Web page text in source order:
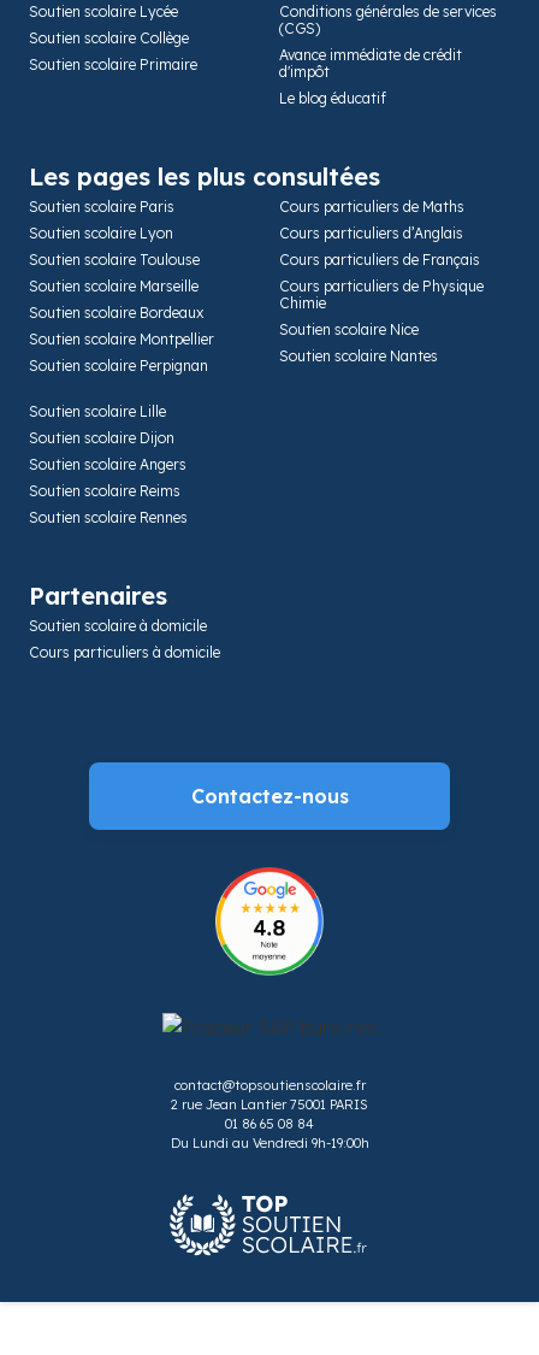
Soutien scolaire Lycée
Soutien scolaire Collège
Soutien scolaire Primaire
Conditions générales de services
(CGS)
Avance immédiate de crédit
d'impôt
Le blog éducatif
Les pages les plus consultées
Soutien scolaire Paris
Soutien scolaire Lyon
Soutien scolaire Toulouse
Soutien scolaire Marseille
Soutien scolaire Bordeaux
Soutien scolaire Montpellier
Soutien scolaire Perpignan
Cours particuliers de Maths
Cours particuliers d’Anglais
Cours particuliers de Français
Cours particuliers de Physique
Chimie
Soutien scolaire Nice
Soutien scolaire Nantes
Soutien scolaire Lille
Soutien scolaire Dijon
Soutien scolaire Angers
Soutien scolaire Reims
Soutien scolaire Rennes
Partenaires
Soutien scolaire à domicile
Cours particuliers à domicile
contact@topsoutienscolaire.fr
2 rue Jean Lantier 75001 PARIS
01 86 65 08 84
Du Lundi au Vendredi 9h-19:00h
Contactez-nous